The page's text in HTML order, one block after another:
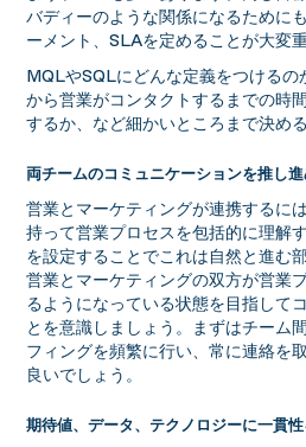
バディーのような関係になるために
ーメント、SLAを定めることが大変重
MQLやSQLにどんな定義をつけるの
から営業がコンタクトするまでの時
するか、など細かいところまで決め
両チームのコミュニケーションを推し
営業とマーケティングが連携するに
持って営業プロセスを包括的に理解
を設定することでこれは自然と進む
営業とマーケティングの双方が営業
るようになっている状態を目指して
とを意識しましょう。まずはチーム
フィングを頻繁に行い、常に連絡を
良いでしょう。
期待値、データ、テクノロジーに一貫